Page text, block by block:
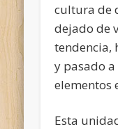
cultura de
dejado de
tendencia,
y pasado
elementos
Esta